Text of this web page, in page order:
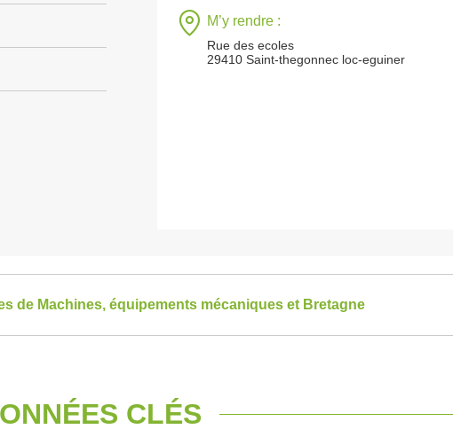
M’y rendre :
Rue des ecoles
29410 Saint-thegonnec loc-eguiner
de Machines, équipements mécaniques et Bretagne
CLÉS